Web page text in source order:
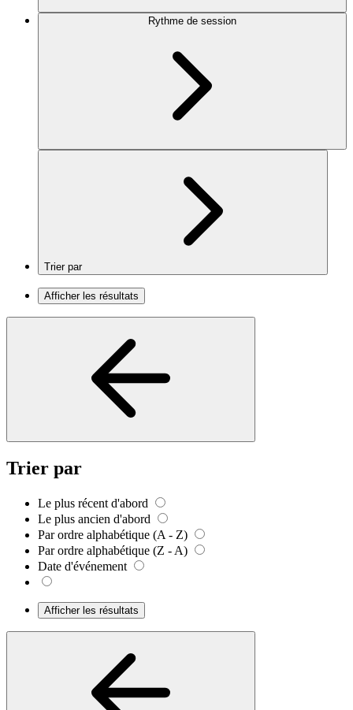
Rythme de session
Trier par
Afficher les résultats
Trier par
Le plus récent d'abord
Le plus ancien d'abord
Par ordre alphabétique (A - Z)
Par ordre alphabétique (Z - A)
Date d'événement
Afficher les résultats